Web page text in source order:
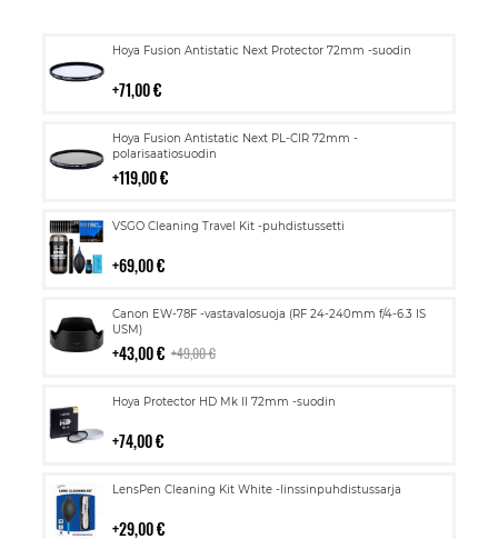
Hoya Fusion Antistatic Next Protector 72mm -suodin
71,00 €
Lisää
Hoya Fusion Antistatic Next PL-CIR 72mm -
polarisaatiosuodin
119,00 €
Lisää
ostoskoriin
VSGO Cleaning Travel Kit -puhdistussetti
69,00 €
Lisää
Canon EW-78F -vastavalosuoja (RF 24-240mm f/4-6.3 IS
USM)
43,00 € 49,00 €
Lisää
ostoskoriin
Hoya Protector HD Mk II 72mm -suodin
74,00 €
Lisää
LensPen Cleaning Kit White -linssinpuhdistussarja
29,00 €
Lisää